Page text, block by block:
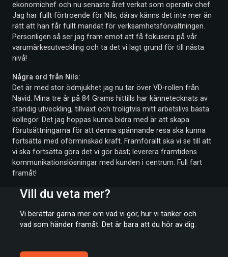
ekonomichef och nu senaste året verkat som operativ chef.
Jag har fullt förtroende för Nils, därav känns det inte mer än
rätt att han får fullt mandat för verksamhetsförvaltningen.
Personligen så ser jag fram emot att få fokusera på vår
varumärkesutveckling och ta det vi lagt grund för till nästa
nivå!
Några ord från Nils:
Det är med stor ödmjukhet jag nu tar över VD-rollen från
Navid. Mina tre år på 84 Grams hittills har kännetecknats av
ständig utveckling, tillväxt och troligtvis mitt arbetslivs bästa
kollegor. Det jag hoppas kunna bidra med är att skapa
förutsättningarna för att denna spännande resa ska kunna
fortsätta med oförminskad kraft. Framförallt ska vi se till att
vi ska fortsätta göra det vi gör bäst; leverera framtidens
kommunikationslösningar med kunden i centrum. Full fart
framåt!
Vill du veta mer?
Vi berättar gärna mer om vad vi gör, hur vi tänker och
vad som händer framåt. Det är bara att du hör av dig.